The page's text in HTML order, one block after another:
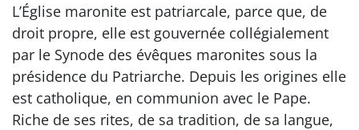
L’Église maronite est patriarcale, parce que, de
droit propre, elle est gouvernée collégialement
par le Synode des évêques maronites sous la
présidence du Patriarche. Depuis les origines elle
est catholique, en communion avec le Pape.
Riche de ses rites, de sa tradition, de sa langue,